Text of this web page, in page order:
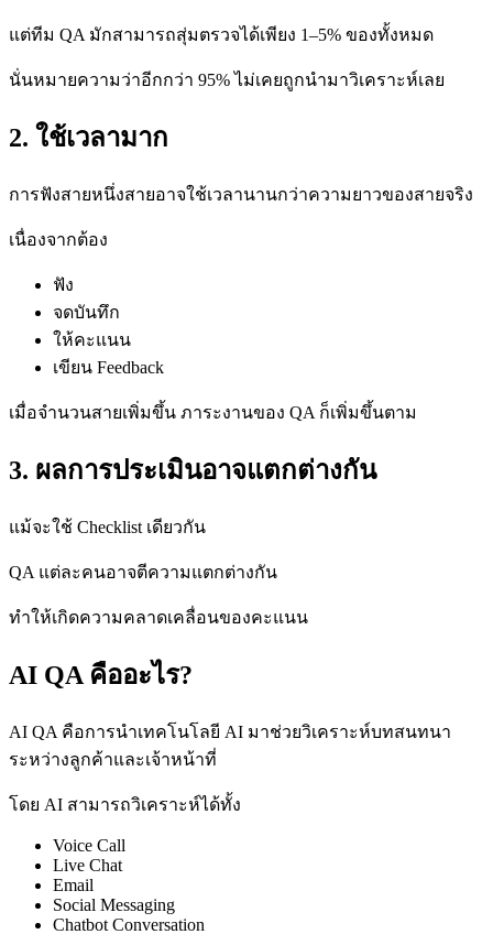
แต่ทีม QA มักสามารถสุ่มตรวจได้เพียง 1–5% ของทั้งหมด
นั่นหมายความว่าอีกกว่า 95% ไม่เคยถูกนำมาวิเคราะห์เลย
2. ใช้เวลามาก
การฟังสายหนึ่งสายอาจใช้เวลานานกว่าความยาวของสายจริง
เนื่องจากต้อง
ฟัง
จดบันทึก
ให้คะแนน
เขียน Feedback
เมื่อจำนวนสายเพิ่มขึ้น ภาระงานของ QA ก็เพิ่มขึ้นตาม
3. ผลการประเมินอาจแตกต่างกัน
แม้จะใช้ Checklist เดียวกัน
QA แต่ละคนอาจตีความแตกต่างกัน
ทำให้เกิดความคลาดเคลื่อนของคะแนน
AI QA คืออะไร?
AI QA คือการนำเทคโนโลยี AI มาช่วยวิเคราะห์บทสนทนา
ระหว่างลูกค้าและเจ้าหน้าที่
โดย AI สามารถวิเคราะห์ได้ทั้ง
Voice Call
Live Chat
Email
Social Messaging
Chatbot Conversation